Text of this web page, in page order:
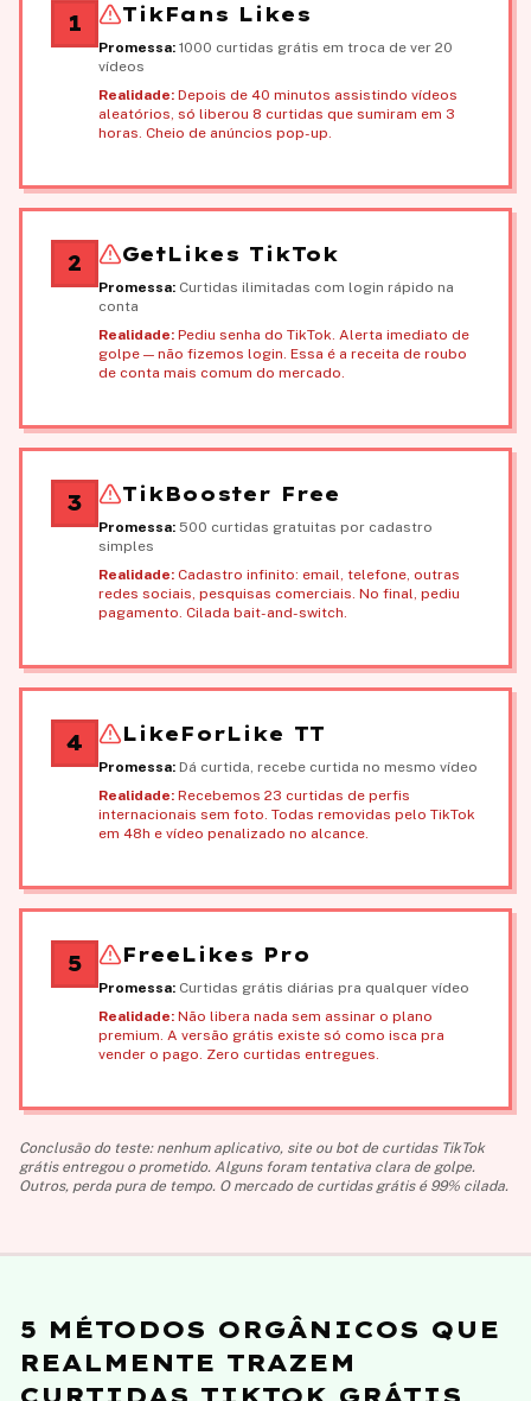
1 TikFans Likes
Promessa: 1000 curtidas grátis em troca de ver 20
vídeos
Realidade: Depois de 40 minutos assistindo vídeos
aleatórios, só liberou 8 curtidas que sumiram em 3
horas. Cheio de anúncios pop-up.
2 GetLikes TikTok
Promessa: Curtidas ilimitadas com login rápido na
conta
Realidade: Pediu senha do TikTok. Alerta imediato de
golpe — não fizemos login. Essa é a receita de roubo
de conta mais comum do mercado.
3 TikBooster Free
Promessa: 500 curtidas gratuitas por cadastro
simples
Realidade: Cadastro infinito: email, telefone, outras
redes sociais, pesquisas comerciais. No final, pediu
pagamento. Cilada bait-and-switch.
4 LikeForLike TT
Promessa: Dá curtida, recebe curtida no mesmo vídeo
Realidade: Recebemos 23 curtidas de perfis
internacionais sem foto. Todas removidas pelo TikTok
em 48h e vídeo penalizado no alcance.
5 FreeLikes Pro
Promessa: Curtidas grátis diárias pra qualquer vídeo
Realidade: Não libera nada sem assinar o plano
premium. A versão grátis existe só como isca pra
vender o pago. Zero curtidas entregues.
Conclusão do teste: nenhum aplicativo, site ou bot de curtidas TikTok
grátis entregou o prometido. Alguns foram tentativa clara de golpe.
Outros, perda pura de tempo. O mercado de curtidas grátis é 99% cilada.
5 MÉTODOS ORGÂNICOS QUE
REALMENTE TRAZEM